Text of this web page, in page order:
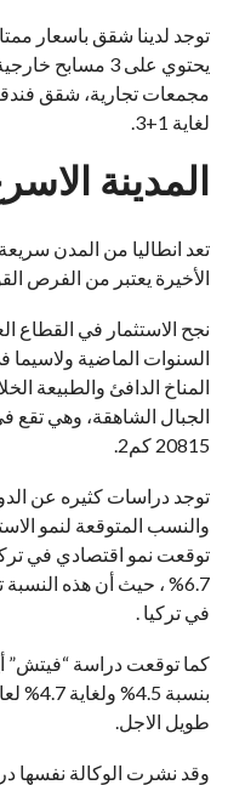
توجد لدينا شقق باسعار
يحتوي على 3
لغاية 1+3.
المدينة
تعد انطاليا من المدن
الأخيرة يعتبر من الفرص
نجح الاستثمار في القطاع
السنوات الماضية ولاسيما
المناخ الدافئ والطبيعة
الجبال الشاهقة، وهي تقع
20815 كم2.
توجد دراسات كثيره عن
والنسب المتوقعة لنمو
6.7% ، حيث أن هذه
في تركيا .
كما توقعت دراسة “فيتش”
طويل الاجل.
وقد نشرت الوكالة نفسها